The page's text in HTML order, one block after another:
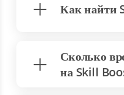
Как найти
Сколько
на Skill